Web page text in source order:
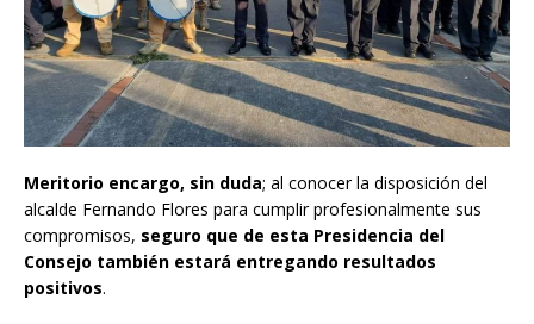
Meritorio encargo, sin duda; al conocer la disposición del
alcalde Fernando Flores para cumplir profesionalmente sus
compromisos, seguro que de esta Presidencia del
Consejo también estará entregando resultados
positivos.